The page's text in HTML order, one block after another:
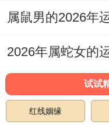
双子座的情感方
立"现实核查机制
说实话，占星师
会日"、通过切断
试试
红线姻缘